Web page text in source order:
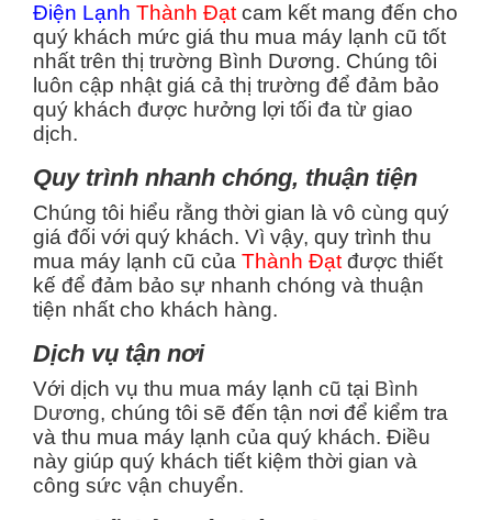
Điện Lạnh Thành Đạtcam kết mang đến cho
quý khách mức giá thu mua máy lạnh cũ tốt
nhất trên thị trường Bình Dương. Chúng tôi
luôn cập nhật giá cả thị trường để đảm bảo
quý khách được hưởng lợi tối đa từ giao
dịch.
Quy trình nhanh chóng, thuận tiện
Chúng tôi hiểu rằng thời gian là vô cùng quý
giá đối với quý khách. Vì vậy, quy trình thu
mua máy lạnh cũ của Thành Đạtđược thiết
kế để đảm bảo sự nhanh chóng và thuận
tiện nhất cho khách hàng.
Dịch vụ tận nơi
Với dịch vụ thu mua máy lạnh cũ tại Bình
Dương, chúng tôi sẽ đến tận nơi để kiểm tra
và thu mua máy lạnh của quý khách. Điều
này giúp quý khách tiết kiệm thời gian và
công sức vận chuyển.